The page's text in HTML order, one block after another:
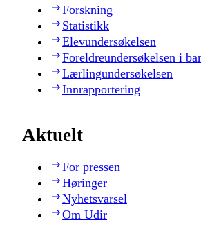
Forskning
Statistikk
Elevundersøkelsen
Foreldreundersøkelsen i
Lærlingundersøkelsen
Innrapportering
Aktuelt
For pressen
Høringer
Nyhetsvarsel
Om Udir